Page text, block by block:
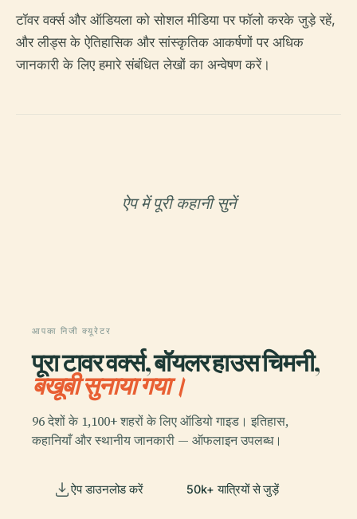
टॉवर वर्क्स और ऑडियला को सोशल मीडिया पर फॉलो करके जुड़े रहें,
और लीड्स के ऐतिहासिक और सांस्कृतिक आकर्षणों पर अधिक
जानकारी के लिए हमारे संबंधित लेखों का अन्वेषण करें।
ऐप में पूरी कहानी सुनें
आपका निजी क्यूरेटर
पूरा टावर वर्क्स, बॉयलर हाउस चिमनी,
बखूबी सुनाया गया।
96 देशों के 1,100+ शहरों के लिए ऑडियो गाइड। इतिहास,
कहानियाँ और स्थानीय जानकारी — ऑफलाइन उपलब्ध।
ऐप डाउनलोड करें 50k+ यात्रियों से जुड़ें